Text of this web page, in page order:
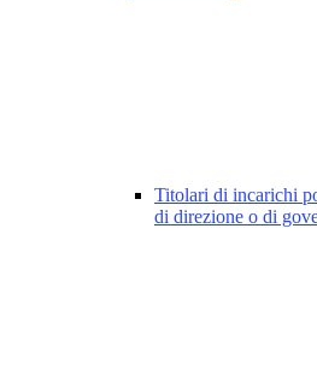
Titolari di incarichi
di direzione o di